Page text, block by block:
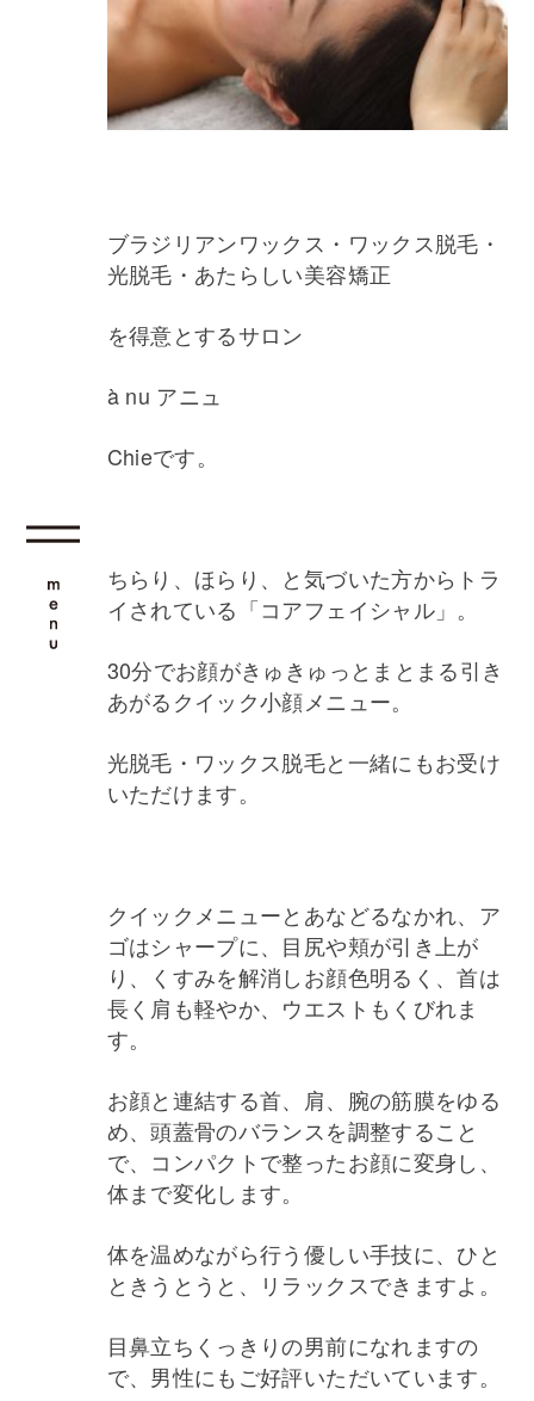
ブラジリアンワックス・ワックス脱毛・
光脱毛・あたらしい美容矯正
を得意とするサロン
à nu アニュ
Chieです。
ちらり、ほらり、と気づいた方からトラ
イされている「コアフェイシャル」。
30分でお顔がきゅきゅっとまとまる引き
あがるクイック小顔メニュー。
光脱毛・ワックス脱毛と一緒にもお受け
いただけます。
クイックメニューとあなどるなかれ、ア
ゴはシャープに、目尻や頬が引き上が
り、くすみを解消しお顔色明るく、首は
長く肩も軽やか、ウエストもくびれま
す。
お顔と連結する首、肩、腕の筋膜をゆる
め、頭蓋骨のバランスを調整すること
で、コンパクトで整ったお顔に変身し、
体まで変化します。
体を温めながら行う優しい手技に、ひと
ときうとうと、リラックスできますよ。
目鼻立ちくっきりの男前になれますの
で、男性にもご好評いただいています。